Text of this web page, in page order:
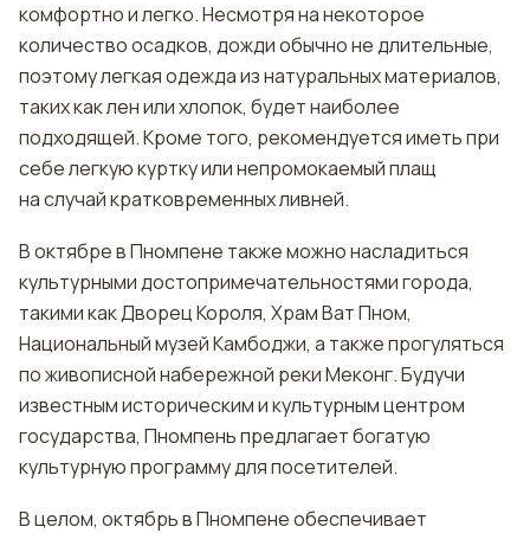
комфортно и легко. Несмотря на некоторое
количество осадков, дожди обычно не длительные,
поэтому легкая одежда из натуральных материалов,
таких как лен или хлопок, будет наиболее
подходящей. Кроме того, рекомендуется иметь при
себе легкую куртку или непромокаемый плащ
на случай кратковременных ливней.
В октябре в Пномпене также можно насладиться
культурными достопримечательностями города,
такими как Дворец Короля, Храм Ват Пном,
Национальный музей Камбоджи, а также прогуляться
по живописной набережной реки Меконг. Будучи
известным историческим и культурным центром
государства, Пномпень предлагает богатую
культурную программу для посетителей.
В целом, октябрь в Пномпене обеспечивает